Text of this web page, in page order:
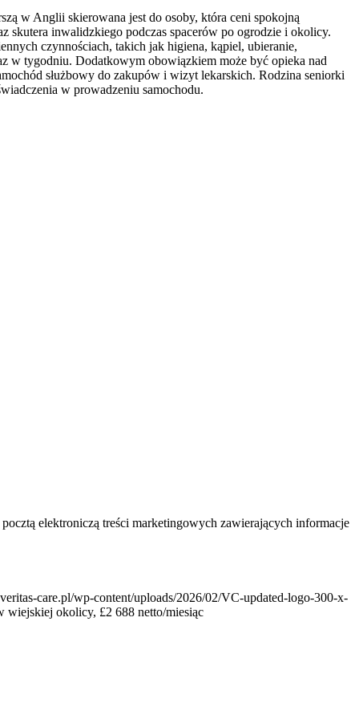
w Anglii skierowana jest do osoby, która ceni spokojną
skutera inwalidzkiego podczas spacerów po ogrodzie i okolicy.
czynnościach, takich jak higiena, kąpiel, ubieranie,
w tygodniu. Dodatkowym obowiązkiem może być opieka nad
służbowy do zakupów i wizyt lekarskich. Rodzina seniorki
w prowadzeniu samochodu.
elektroniczą treści marketingowych zawierających informacje
care.pl/wp-content/uploads/2026/02/VC-updated-logo-300-x-
wiejskiej okolicy, £2 688 netto/miesiąc